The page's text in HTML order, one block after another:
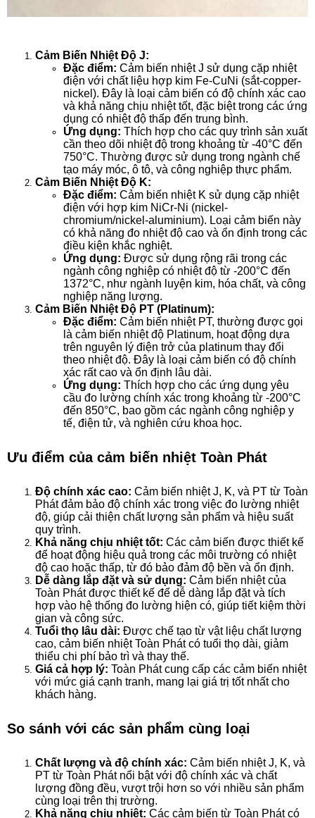
Cảm Biến Nhiệt Độ J:
Đặc điểm: Cảm biến nhiệt J sử dụng cặp nhiệt
điện với chất liệu hợp kim Fe-CuNi (sắt-copper-
nickel). Đây là loại cảm biến có độ chính xác cao
và khả năng chịu nhiệt tốt, đặc biệt trong các ứng
dụng có nhiệt độ thấp đến trung bình.
Ứng dụng: Thích hợp cho các quy trình sản xuất
cần theo dõi nhiệt độ trong khoảng từ -40°C đến
750°C. Thường được sử dụng trong ngành chế
tạo máy móc, ô tô, và công nghiệp thực phẩm.
Cảm Biến Nhiệt Độ K:
Đặc điểm: Cảm biến nhiệt K sử dụng cặp nhiệt
điện với hợp kim NiCr-Ni (nickel-
chromium/nickel-aluminium). Loại cảm biến này
có khả năng đo nhiệt độ cao và ổn định trong các
điều kiện khắc nghiệt.
Ứng dụng: Được sử dụng rộng rãi trong các
ngành công nghiệp có nhiệt độ từ -200°C đến
1372°C, như ngành luyện kim, hóa chất, và công
nghiệp năng lượng.
Cảm Biến Nhiệt Độ PT (Platinum):
Đặc điểm: Cảm biến nhiệt PT, thường được gọi
là cảm biến nhiệt độ Platinum, hoạt động dựa
trên nguyên lý điện trở của platinum thay đổi
theo nhiệt độ. Đây là loại cảm biến có độ chính
xác rất cao và ổn định lâu dài.
Ứng dụng: Thích hợp cho các ứng dụng yêu
cầu đo lường chính xác trong khoảng từ -200°C
đến 850°C, bao gồm các ngành công nghiệp y
tế, điện tử, và nghiên cứu khoa học.
Ưu điểm của cảm biến nhiệt Toàn Phát
Độ chính xác cao: Cảm biến nhiệt J, K, và PT từ Toàn
Phát đảm bảo độ chính xác trong việc đo lường nhiệt
độ, giúp cải thiện chất lượng sản phẩm và hiệu suất
quy trình.
Khả năng chịu nhiệt tốt: Các cảm biến được thiết kế
để hoạt động hiệu quả trong các môi trường có nhiệt
độ cao hoặc thấp, từ đó bảo đảm độ bền và ổn định.
Dễ dàng lắp đặt và sử dụng: Cảm biến nhiệt của
Toàn Phát được thiết kế để dễ dàng lắp đặt và tích
hợp vào hệ thống đo lường hiện có, giúp tiết kiệm thời
gian và công sức.
Tuổi thọ lâu dài: Được chế tạo từ vật liệu chất lượng
cao, cảm biến nhiệt Toàn Phát có tuổi thọ dài, giảm
thiểu chi phí bảo trì và thay thế.
Giá cả hợp lý: Toàn Phát cung cấp các cảm biến nhiệt
với mức giá cạnh tranh, mang lại giá trị tốt nhất cho
khách hàng.
So sánh với các sản phẩm cùng loại
Chất lượng và độ chính xác: Cảm biến nhiệt J, K, và
PT từ Toàn Phát nổi bật với độ chính xác và chất
lượng đồng đều, vượt trội hơn so với nhiều sản phẩm
cùng loại trên thị trường.
Khả năng chịu nhiệt: Các cảm biến từ Toàn Phát có